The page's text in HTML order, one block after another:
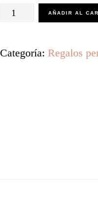
Cestita
Nonna
AÑADIR AL
Categoría:Regalos